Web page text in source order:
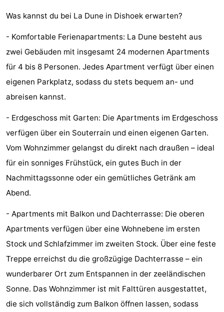
De
Zandput
-
Duinzicht
Joossesweg
Kustlicht
-
Meerpaal
-
Strandcamping
-
Bos
en
Duin
Zimmer
(mit
Frühstück)
Lastminutes
Strand
Sehen
Was kannst du bei La Dune in Dishoek erwarten?
- Komfortable Ferienapartments: La Dune besteht aus
zwei Gebäuden mit insgesamt 24 modernen Apartments
für 4 bis 8 Personen. Jedes Apartment verfügt über einen
eigenen Parkplatz, sodass du stets bequem an- und
abreisen kannst.
- Erdgeschoss mit Garten: Die Apartments im Erdgeschoss
verfügen über ein Souterrain und einen eigenen Garten.
Vom Wohnzimmer gelangst du direkt nach draußen – ideal
für ein sonniges Frühstück, ein gutes Buch in der
Nachmittagssonne oder ein gemütliches Getränk am
Abend.
- Apartments mit Balkon und Dachterrasse: Die oberen
Apartments verfügen über eine Wohnebene im ersten
Stock und Schlafzimmer im zweiten Stock. Über eine feste
Treppe erreichst du die großzügige Dachterrasse – ein
wunderbarer Ort zum Entspannen in der zeeländischen
Sonne. Das Wohnzimmer ist mit Falttüren ausgestattet,
die sich vollständig zum Balkon öffnen lassen, sodass